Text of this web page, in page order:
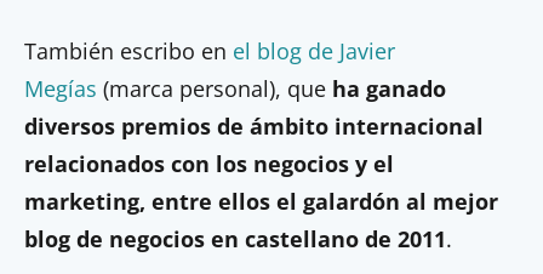
También escribo en el blog de Javier
Megías (marca personal), que ha ganado
diversos premios de ámbito internacional
relacionados con los negocios y el
marketing, entre ellos el galardón al mejor
blog de negocios en castellano de 2011.